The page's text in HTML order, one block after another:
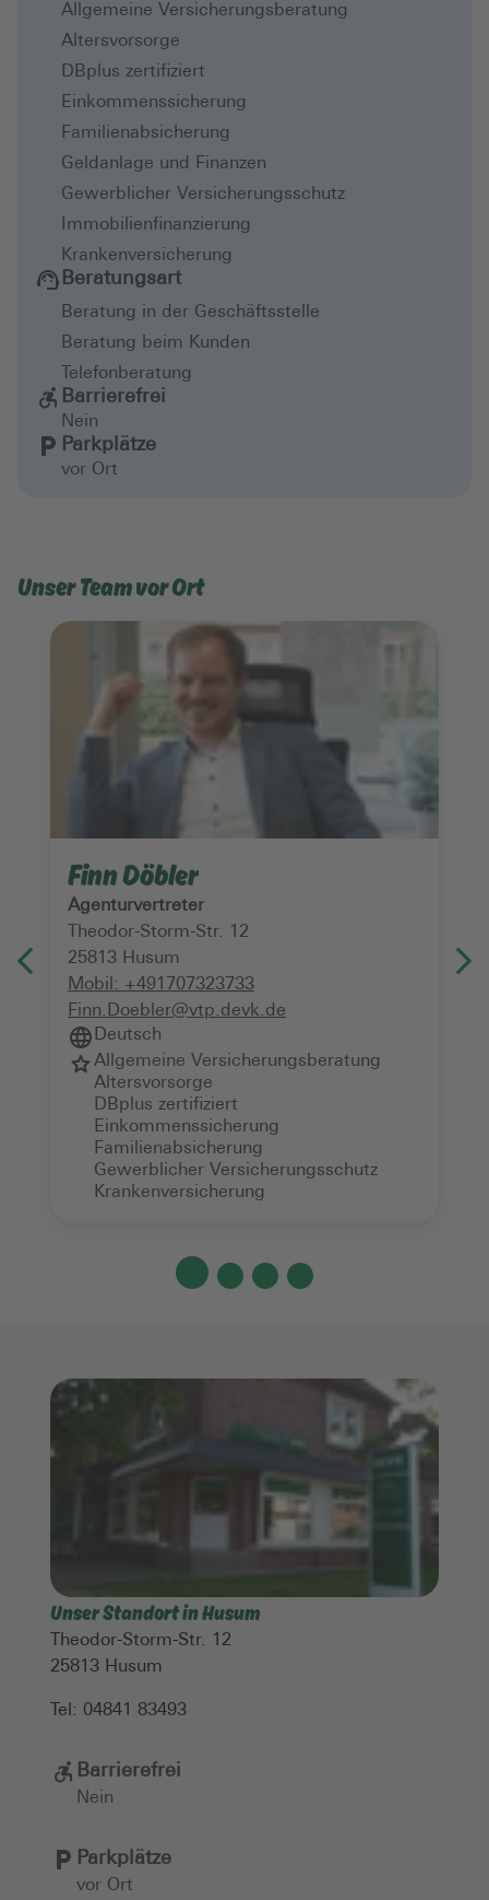
Allgemeine Versicherungsberatung
Altersvorsorge
DBplus zertifiziert
Einkommenssicherung
Familienabsicherung
Geldanlage und Finanzen
Gewerblicher Versicherungsschutz
Immobilienfinanzierung
Krankenversicherung
Beratungsart
Beratung in der Geschäftsstelle
Beratung beim Kunden
Telefonberatung
Barrierefrei
Nein
Parkplätze
vor Ort
Unser Team vor Ort
Finn Döbler
Agenturvertreter
Theodor-Storm-Str. 12
25813 Husum
Mobil: +491707323733
Finn.Doebler@vtp.devk.de
Deutsch
Allgemeine Versicherungsberatung
Altersvorsorge
DBplus zertifiziert
Einkommenssicherung
Familienabsicherung
Gewerblicher Versicherungsschutz
Krankenversicherung
Unser Standort in Husum
Theodor-Storm-Str. 12
25813 Husum
Tel: 04841 83493
Barrierefrei
Nein
Parkplätze
vor Ort